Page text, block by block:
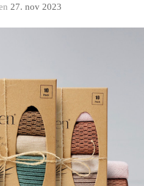
27. nov 2023